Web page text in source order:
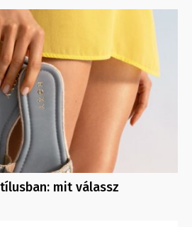
mit válassz